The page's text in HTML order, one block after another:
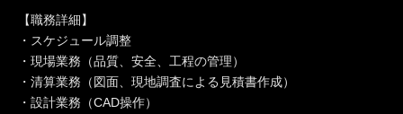
【職務詳細】
・スケジュール調整
・現場業務（品質、安全、工程の管理）
・清算業務（図面、現地調査による見積書作成）
・設計業務（CAD操作）